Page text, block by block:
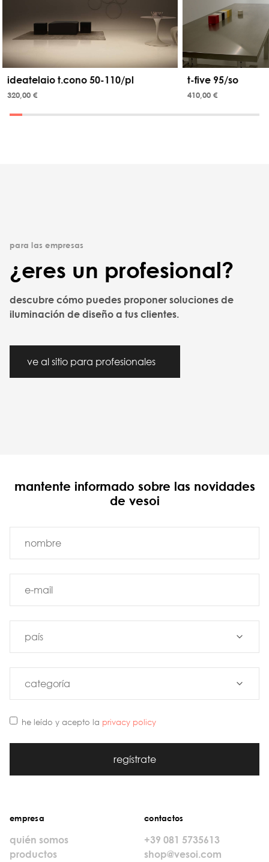
ideatelaio t.cono 50-110/pl
320,00 €
t-five 95/so
410,00 €
para las empresas
¿eres un profesional?
descubre cómo puedes proponer soluciones de
iluminación de diseño a tus clientes.
ve al sitio para profesionales
mantente informado sobre las novidades
de vesoi
he leído y acepto la privacy policy
regístrate
empresa
quién somos
productos
contactos
+39 081 5735613
shop@vesoi.com